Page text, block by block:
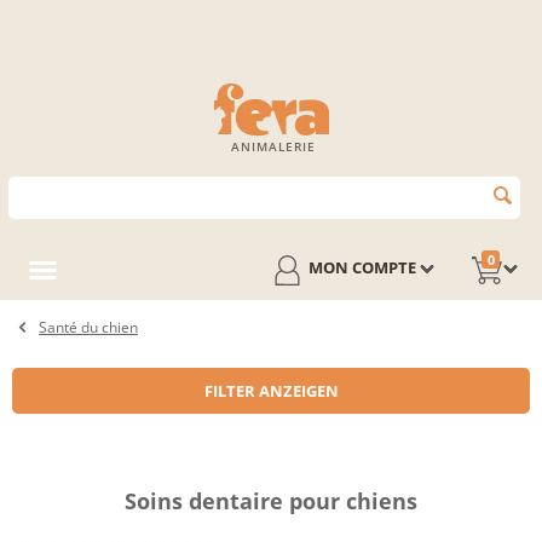
ANIMALERIE
0
MON COMPTE
Santé du chien
FILTER ANZEIGEN
Soins dentaire pour chiens